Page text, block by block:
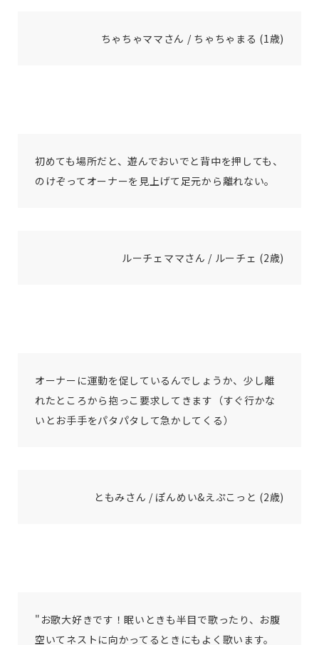
ちゃちゃママさん / ちゃちゃまる (1歳)
初めても場所だと、遊んでおいでと背中を押しても、
のけぞってオーナーを見上げて足元から離れない。
ルーチェママさん / ルーチェ (2歳)
オーナーに運動を促しているんでしょうか、少し離
れたところから抱っこ要求してきます（すぐ行かな
いとお手手をパタパタして急かしてくる）
ともみさん / ぽんめい&えぷこっと (2歳)
"お歌大好きです！眠いときも半目で歌ったり、お腹
空いてネストに向かってるときにもよく歌います。